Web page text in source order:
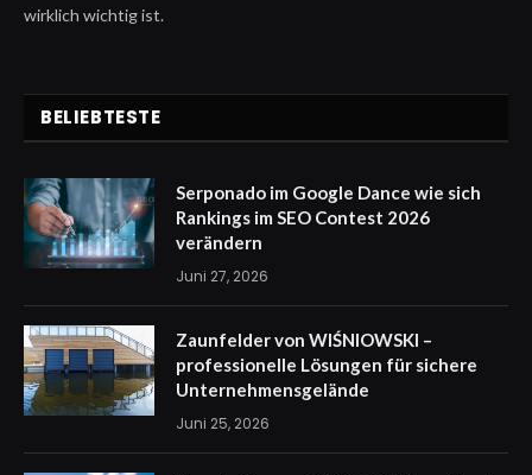
wirklich wichtig ist.
BELIEBTESTE
Serponado im Google Dance wie sich
Rankings im SEO Contest 2026
verändern
Juni 27, 2026
Zaunfelder von WIŚNIOWSKI –
professionelle Lösungen für sichere
Unternehmensgelände
Juni 25, 2026